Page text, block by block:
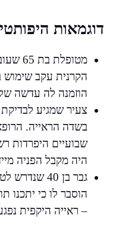
דוגמאות
הקרנית עקב שימוש
הוזמנה לה עדשה
צעיר שמגיע לבדיקת
בשדה הראייה.
שבועיים היפרדות
היה מקבל הפניה
גבר בן 40
הוסבר לו כי יתכנו
– ראייה היקפית